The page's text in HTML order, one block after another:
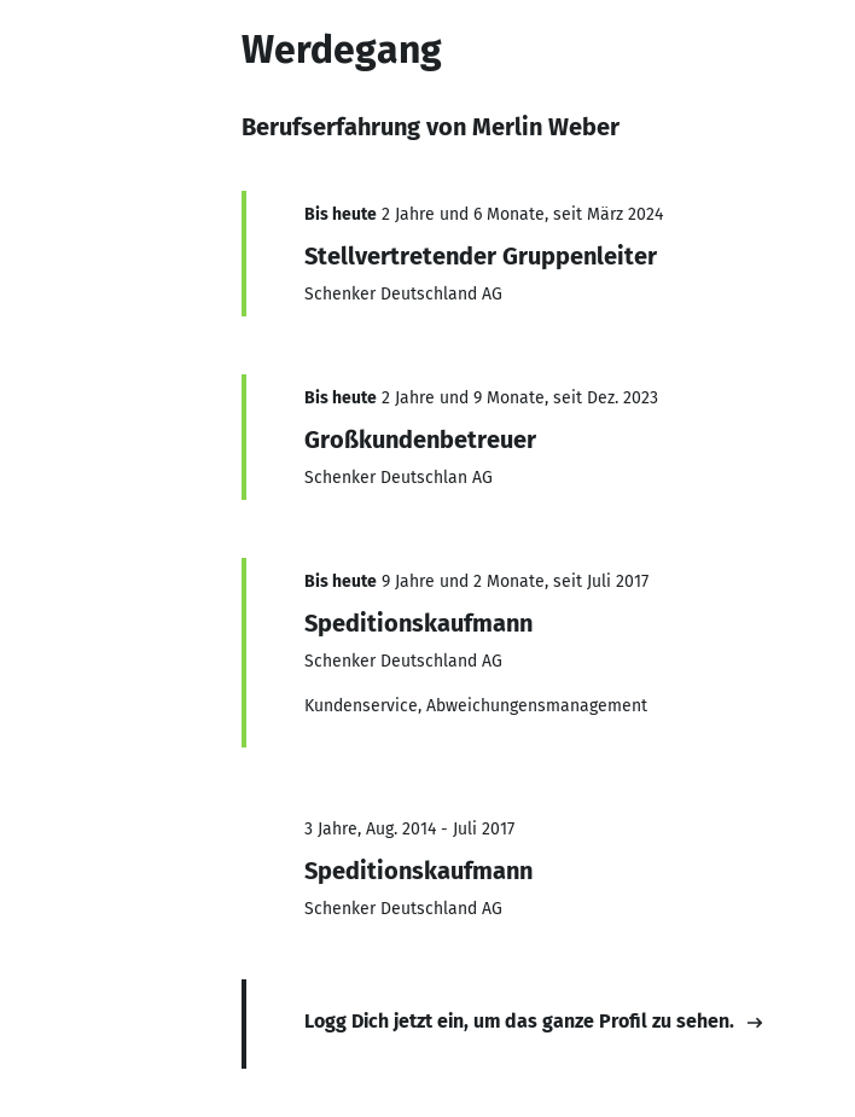
Werdegang
Berufserfahrung von Merlin Weber
Bis heute 2 Jahre und 6 Monate, seit März 2024
Stellvertretender Gruppenleiter
Schenker Deutschland AG
Bis heute 2 Jahre und 9 Monate, seit Dez. 2023
Großkundenbetreuer
Schenker Deutschlan AG
Bis heute 9 Jahre und 2 Monate, seit Juli 2017
Speditionskaufmann
Schenker Deutschland AG
Kundenservice, Abweichungensmanagement
3 Jahre, Aug. 2014 - Juli 2017
Speditionskaufmann
Schenker Deutschland AG
Logg Dich jetzt ein, um das ganze Profil zu sehen.